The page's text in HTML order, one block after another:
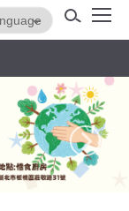
Translate